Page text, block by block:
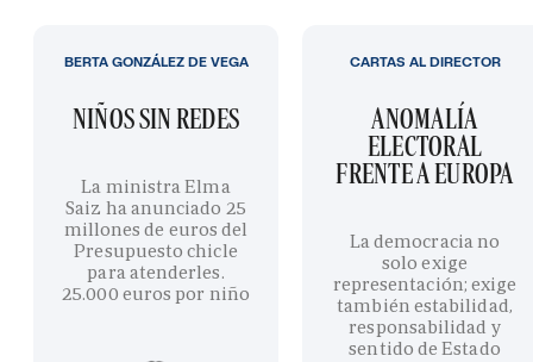
NIÑOS SIN REDES
La ministra Elma
Saiz ha anunciado 25
millones de euros del
Presupuesto chicle
para atenderles.
25.000 euros por niño
BERTA GONZÁLEZ DE VEGA
ANOMALÍA
ELECTORAL
FRENTE A EUROPA
La democracia no
solo exige
representación; exige
también estabilidad,
responsabilidad y
sentido de Estado
CARTAS AL DIRECTOR